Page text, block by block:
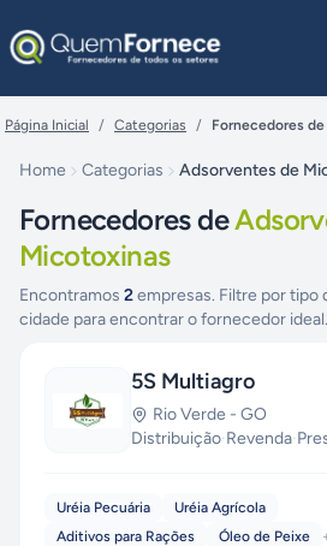
Página Inicial / Categorias / Fornecedores
Home Categorias Adsorventes de
Fornecedores de
Micotoxinas
Encontramos 2empresas. Filtre por tipo
cidade para encontrar o fornecedor ideal.
5S Multiagro
Rio Verde - GO
Distribuição·Revenda·
Uréia Pecuária
Uréia Agrícola
Aditivos para Rações
Óleo de Peixe